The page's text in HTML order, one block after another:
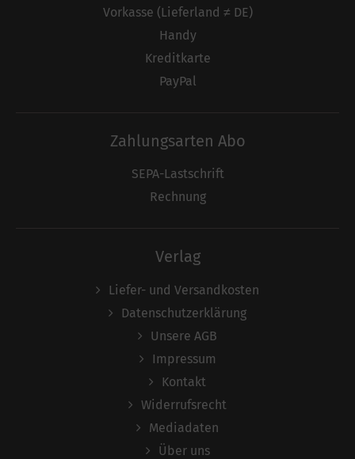
Vorkasse (Lieferland ≠ DE)
Handy
Kreditkarte
PayPal
Zahlungsarten Abo
SEPA-Lastschrift
Rechnung
Verlag
Liefer- und Versandkosten
Datenschutzerklärung
Unsere AGB
Impressum
Kontakt
Widerrufsrecht
Mediadaten
Über uns